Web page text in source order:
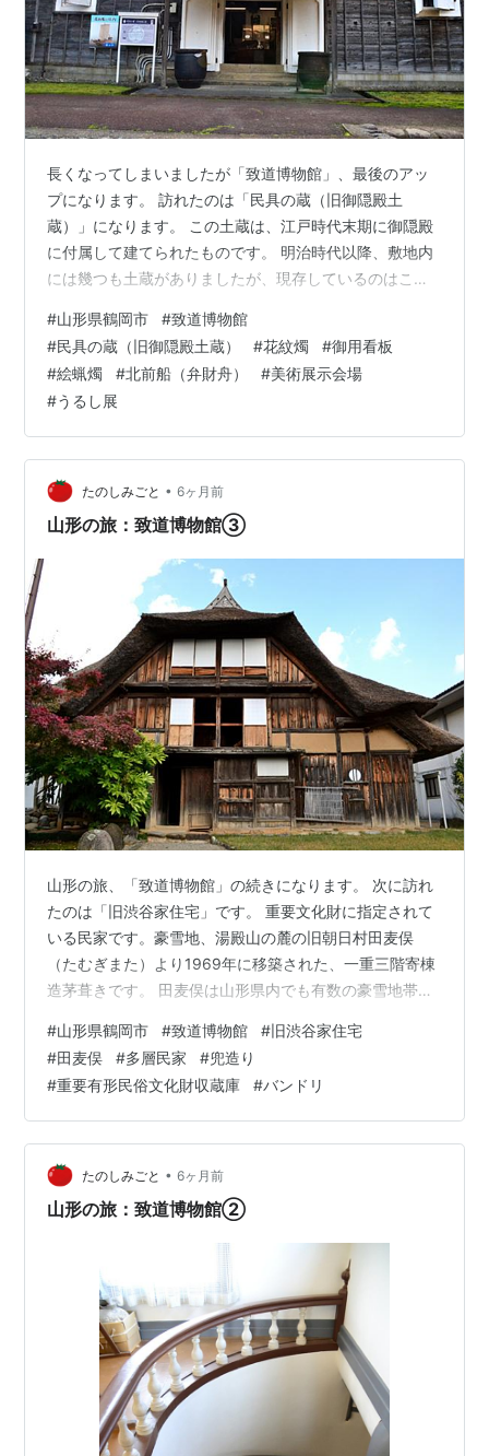
長くなってしまいましたが「致道博物館」、最後のアッ
プになります。 訪れたのは「民具の蔵（旧御隠殿土
蔵）」になります。 この土蔵は、江戸時代末期に御隠殿
に付属して建てられたものです。 明治時代以降、敷地内
には幾つも土蔵がありましたが、現存しているのはこの
具の蔵」と改称して、庄内地方の 民俗資料を展示してい
ます。 中には、昔の商家の看板や船などが展示されてい
ました。 「重要有形民俗文化財収蔵庫」は臭いが気にな
りましたが、ここはショーケースに 入ったものが多かっ
たためか、臭いは気になりませんでした。 色々な看板が
あって、何のお店の看板かな？と、…
#山形県鶴岡市 #致道博物館
#民具の蔵（旧御隠殿土蔵） #花紋燭 #御用看板
#絵蝋燭 #北前船（弁財舟） #美術展示会場
#うるし展
たのしみごと • 6ヶ月前
山形の旅：致道博物館③
山形の旅、「致道博物館」の続きになります。 次に訪れ
たのは「旧渋谷家住宅」です。 重要文化財に指定されて
いる民家です。豪雪地、湯殿山の麓の旧朝日村田麦俣
（たむぎまた）より1969年に移築された、一重三階寄棟
造茅葺きです。 田麦俣は山形県内でも有数の豪雪地帯
がありました。この民家も多層民家と呼ばれ、1822年に
建てられたもの です。 また渋谷家は、明治以降、養蚕を
生業としたため、１階は住居空間、２階から屋根 裏部屋
までが、養蚕などの作業場・収納場として活用されてい
ました。 採光や通気が出来るようにした結果、「兜造
り」といわれる美しく均整のとれ…
#山形県鶴岡市 #致道博物館 #旧渋谷家住宅
#田麦俣 #多層民家 #兜造り
#重要有形民俗文化財収蔵庫 #バンドリ
たのしみごと • 6ヶ月前
山形の旅：致道博物館②